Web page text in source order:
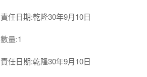
責任日期:乾隆30年9月10日
數量:1
責任日期:乾隆30年9月10日